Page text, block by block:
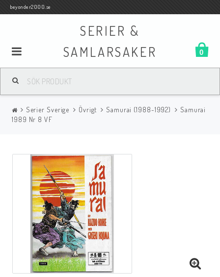
beyonder2000.se
SERIER &
SAMLARSAKER
0
Samlar- och Spelkort
Serier
Böcker
Musik
Mynt och Sedlar
Serier Sverige Övrigt Samurai (1988-1992)
Samurai
1989 Nr 8 VF